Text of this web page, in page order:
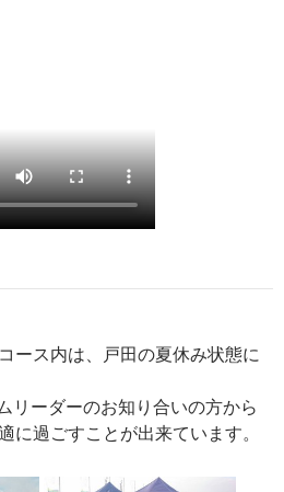
ース内は、戸田の夏休み状態に
リーダーのお知り合いの方から
に過ごすことが出来ています。